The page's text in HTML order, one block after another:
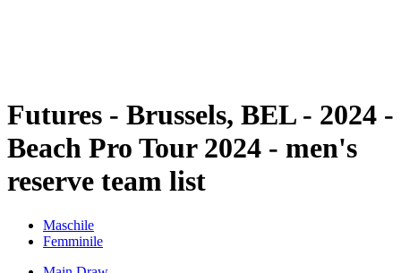
Futures - Brussels, BEL - 2024 -
Beach Pro Tour 2024 - men's
reserve team list
Maschile
Femminile